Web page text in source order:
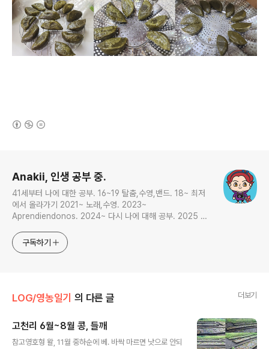
Anakii, 인생 공부 중.
41세부터 나에 대한 공부. 16~19 탈춤,수영,밴드. 18~ 최저
에서 올라가기 2021~ 노래,수영. 2023~
Aprendiendonos. 2024~ 다시 나에 대해 공부. 2025 지
구독하기
LOG/영농일기 의 다른 글 더보기
고천리 6월~8월 콩, 들깨
참고영호형 왈, 11월 중하순에 베. 바싹 마르면 낫으로 안되